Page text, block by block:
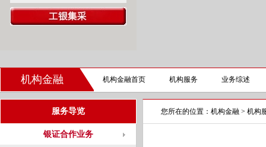
机构金融 机构金融首页 机构服务 业务综述
服务导览
银证合作业务
您所在的位置： 机构金融 > 机构